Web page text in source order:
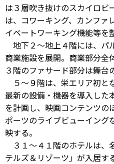
は３層吹き抜けのスカイロビ
は、コワーキング、カンファ
イベートワーキング機能等を
地下２～地上４階には、パ
商業施設を展開。商業部分全
３階のファサード部分は舞台
５～９階は、栄エリア初と
最新の設備・機器を導入した
を計画し、映画コンテンツの
ポーツのライブビューイング
映する。
３１～４１階のホテルは、
テルズ＆リゾーツ」が入居す